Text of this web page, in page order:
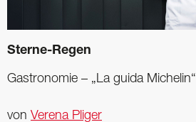
Sterne-Regen
Gastronomie – „La guida Michelin“
von Verena Pliger